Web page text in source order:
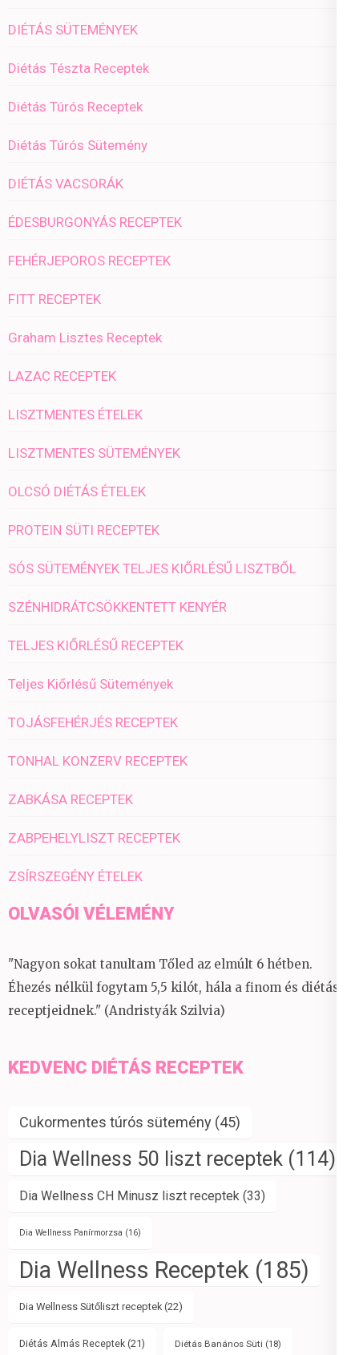
DIÉTÁS SÜTEMÉNYEK
Diétás Tészta Receptek
Diétás Túrós Receptek
Diétás Túrós Sütemény
DIÉTÁS VACSORÁK
ÉDESBURGONYÁS RECEPTEK
FEHÉRJEPOROS RECEPTEK
FITT RECEPTEK
Graham Lisztes Receptek
LAZAC RECEPTEK
LISZTMENTES ÉTELEK
LISZTMENTES SÜTEMÉNYEK
OLCSÓ DIÉTÁS ÉTELEK
PROTEIN SÜTI RECEPTEK
SÓS SÜTEMÉNYEK TELJES KIŐRLÉSŰ LISZTBŐL
SZÉNHIDRÁTCSÖKKENTETT KENYÉR
TELJES KIŐRLÉSŰ RECEPTEK
Teljes Kiőrlésű Sütemények
TOJÁSFEHÉRJÉS RECEPTEK
TONHAL KONZERV RECEPTEK
ZABKÁSA RECEPTEK
ZABPEHELYLISZT RECEPTEK
ZSÍRSZEGÉNY ÉTELEK
OLVASÓI VÉLEMÉNY
"Nagyon sokat tanultam Tőled az elmúlt 6 hétben.
Éhezés nélkül fogytam 5,5 kilót, hála a finom és diétás
receptjeidnek." (Andristyák Szilvia)
KEDVENC DIÉTÁS RECEPTEK
Cukormentes túrós sütemény (45)
Dia Wellness 50 liszt receptek (114)
Dia Wellness CH Minusz liszt receptek (33)
Dia Wellness Panírmorzsa (16)
Dia Wellness Receptek (185)
Dia Wellness Sütőliszt receptek (22)
Diétás Almás Receptek (21) Diétás Banános Süti (18)